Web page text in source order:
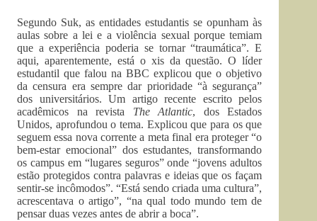
Segundo Suk, as entidades estudantis se opunham às
aulas sobre a lei e a violência sexual porque temiam
que a experiência poderia se tornar “traumática”. E
aqui, aparentemente, está o xis da questão. O líder
estudantil que falou na BBC explicou que o objetivo
da censura era sempre dar prioridade “à segurança”
dos universitários. Um artigo recente escrito pelos
acadêmicos na revista The Atlantic, dos Estados
Unidos, aprofundou o tema. Explicou que para os que
seguem essa nova corrente a meta final era proteger “o
bem-estar emocional” dos estudantes, transformando
os campus em “lugares seguros” onde “jovens adultos
estão protegidos contra palavras e ideias que os façam
sentir-se incômodos”. “Está sendo criada uma cultura”,
acrescentava o artigo”, “na qual todo mundo tem de
pensar duas vezes antes de abrir a boca”.